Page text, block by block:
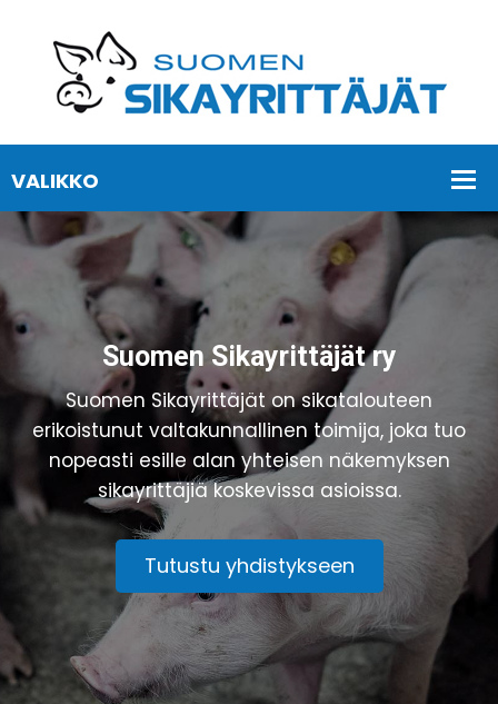
Suomen Sikayrittäjät ry
Suomen Sikayrittäjät on sikatalouteen
erikoistunut valtakunnallinen toimija, joka tuo
nopeasti esille alan yhteisen näkemyksen
sikayrittäjiä koskevissa asioissa.
Tutustu yhdistykseen